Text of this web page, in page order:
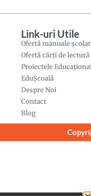
Link-uri Utile
Ofertă manuale
Ofertă cărți de lectură
Proiectele
EduȘcoală
Despre Noi
Contact
Blog